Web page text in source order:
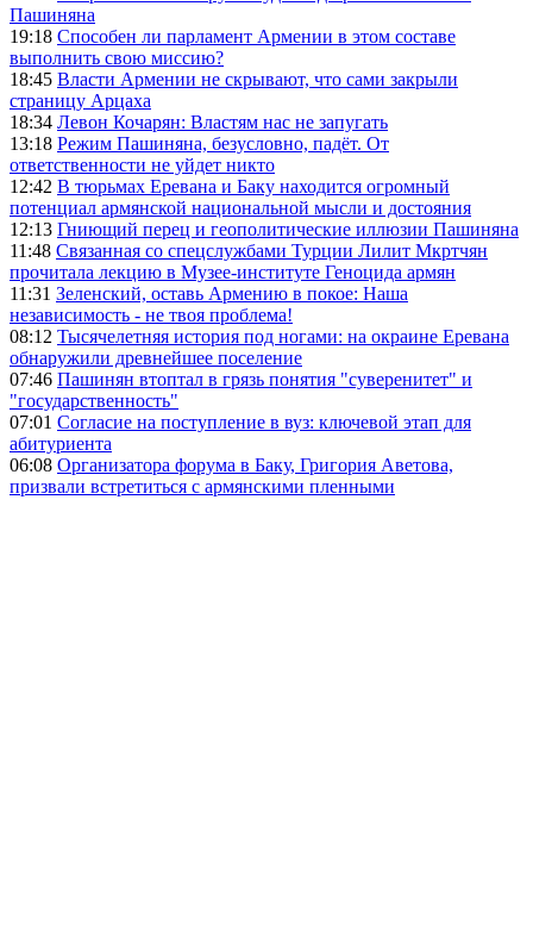
Пашиняна
19:18 Способен ли парламент Армении в этом составе
выполнить свою миссию?
18:45 Власти Армении не скрывают, что сами закрыли
страницу Арцаха
18:34 Левон Кочарян: Властям нас не запугать
13:18 Режим Пашиняна, безусловно, падёт. От
ответственности не уйдет никто
12:42 В тюрьмах Еревана и Баку находится огромный
потенциал армянской национальной мысли и достояния
12:13 Гниющий перец и геополитические иллюзии Пашиняна
11:48 Связанная со спецслужбами Турции Лилит Мкртчян
прочитала лекцию в Музее-институте Геноцида армян
11:31 Зеленский, оставь Армению в покое: Наша
независимость - не твоя проблема!
08:12 Тысячелетняя история под ногами: на окраине Еревана
обнаружили древнейшее поселение
07:46 Пашинян втоптал в грязь понятия "суверенитет" и
"государственность"
07:01 Согласие на поступление в вуз: ключевой этап для
абитуриента
06:08 Организатора форума в Баку, Григория Аветова,
призвали встретиться с армянскими пленными